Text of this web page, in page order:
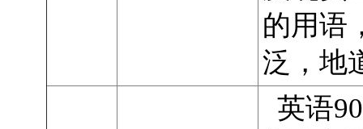
的用语
泛，地
英语